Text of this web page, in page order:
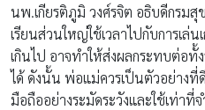
นพ.เกียรติภูมิ วงศ์รจิต อธิบดีกรม
เรียนส่วนใหญ่ใช้เวลาไปกับการเ
เกินไป อาจทำให้ส่งผลกระทบต่อทั้
ได้ ดังนั้น พ่อแม่ควรเป็นตัวอย่างที่
มือถืออย่างระมัดระวังและใช้เท่า